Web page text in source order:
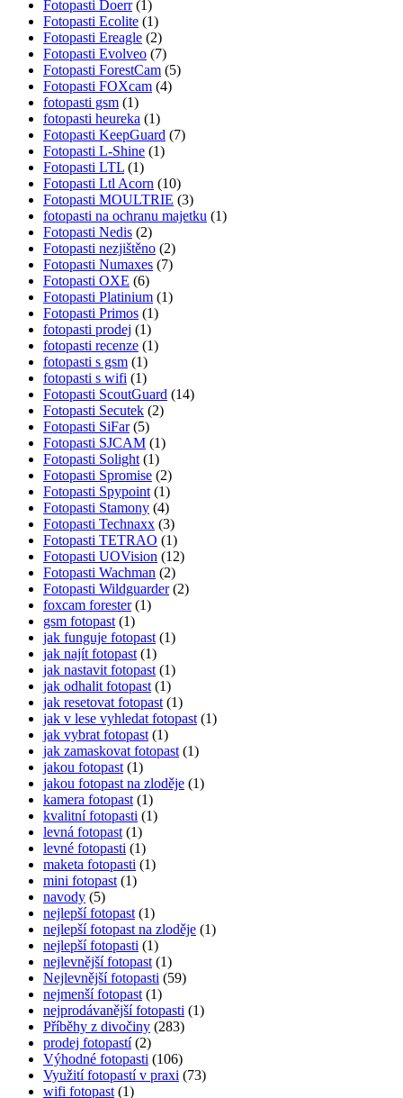
Fotopasti Doerr(1)
Fotopasti Ecolite (1)
Fotopasti Ereagle (2)
Fotopasti Evolveo (7)
Fotopasti ForestCam (5)
Fotopasti FOXcam (4)
fotopasti gsm (1)
fotopasti heureka (1)
Fotopasti KeepGuard (7)
Fotopasti L-Shine (1)
Fotopasti LTL (1)
Fotopasti Ltl Acorn (10)
Fotopasti MOULTRIE (3)
fotopasti na ochranu majetku (1)
Fotopasti Nedis (2)
Fotopasti nezjištěno (2)
Fotopasti Numaxes (7)
Fotopasti OXE (6)
Fotopasti Platinium (1)
Fotopasti Primos (1)
fotopasti prodej (1)
fotopasti recenze (1)
fotopasti s gsm (1)
fotopasti s wifi (1)
Fotopasti ScoutGuard (14)
Fotopasti Secutek (2)
Fotopasti SiFar(5)
Fotopasti SJCAM (1)
Fotopasti Solight (1)
Fotopasti Spromise (2)
Fotopasti Spypoint (1)
Fotopasti Stamony (4)
Fotopasti Technaxx (3)
Fotopasti TETRAO (1)
Fotopasti UOVision (12)
Fotopasti Wachman (2)
Fotopasti Wildguarder(2)
foxcam forester(1)
gsm fotopast (1)
jak funguje fotopast (1)
jak najít fotopast (1)
jak nastavit fotopast (1)
jak odhalit fotopast (1)
jak resetovat fotopast (1)
jak v lese vyhledat fotopast (1)
jak vybrat fotopast (1)
jak zamaskovat fotopast (1)
jakou fotopast (1)
jakou fotopast na zloděje (1)
kamera fotopast (1)
kvalitní fotopasti (1)
levná fotopast (1)
levné fotopasti (1)
maketa fotopasti (1)
mini fotopast (1)
navody (5)
nejlepší fotopast (1)
nejlepší fotopast na zloděje (1)
nejlepší fotopasti (1)
nejlevnější fotopast (1)
Nejlevnější fotopasti (59)
nejmenší fotopast (1)
nejprodávanější fotopasti (1)
Příběhy z divočiny (283)
prodej fotopastí(2)
Výhodné fotopasti (106)
Využití fotopastí v praxi (73)
wifi fotopast (1)